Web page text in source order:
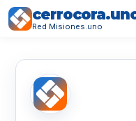
Red Misiones.uno